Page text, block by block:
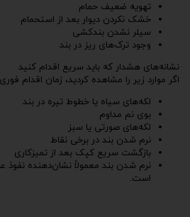
تهویه ضعیف حمام
خشک نکردن دیوار بعد از استحمام
سیلر نشدن بندکشی
وجود ترک‌های ریز در بند
نشانه‌های هشدار که باید سریع اقدام کنید
اگر موارد زیر را مشاهده کردید، زمان اقدام
لکه‌های سیاه یا خطوط تیره در بند
بوی نم مداوم
لکه‌های صورتی یا سبز
نرم شدن بند در برخی نقاط
بازگشت سریع کپک بعد از تمیزکاری
نرم شدن بند معمولاً نشان‌دهنده نفوذ
است.